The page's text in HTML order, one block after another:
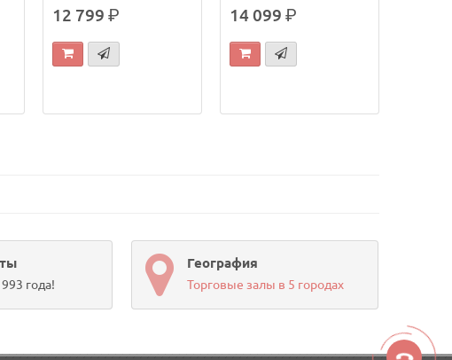
12 799 р. 14 099 р.
года!
География
Торговые залы в 5 городах